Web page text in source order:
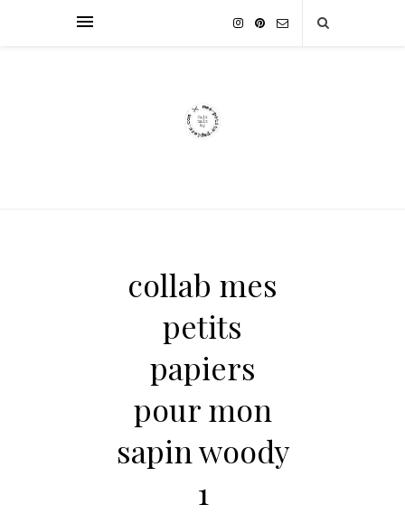
collab mes
petits
papiers
pour mon
sapin woody
1